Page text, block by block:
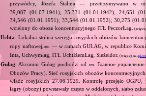
przywódcy, Józefa Stalina — przetrzymywano w
39,087 (01.07.1941); 25,331 (01.01.1942); 24,651
34,546 (01.01.1951); 33,544 (01.01.1952); 30,275
wcielony do obozu koncentracyjnego ITŁ PeczorŁag.
Uchta: Lokalna stolica szeregu rosyjskich obózów
ropy naftowej, etc. — w ramach GUŁAG, w republice
Inta, Uchwymłag, ITŁ UchtIżemŁag, Sieżeldor. (więcej na:
Gułag: Akronim Gułag pochodzi od ros. Главное
Obozów Pracy). Sieć rosyjskich obozów
władz rosyjskich 27.06.1929. Kontrolę przejęło
łagry (obozy) powstawały często w oddalonych, słabo